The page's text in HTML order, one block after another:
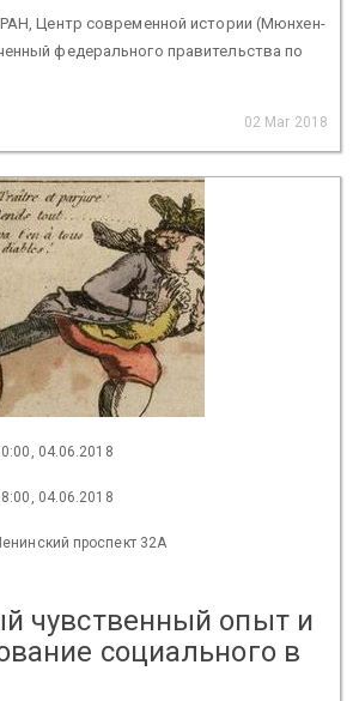
Центр современной истории (Мюнхен-
федерального правительства по
02 Mar 2018
04.06.2018
04.06.2018
проспект 32А
чувственный опыт и
социального в